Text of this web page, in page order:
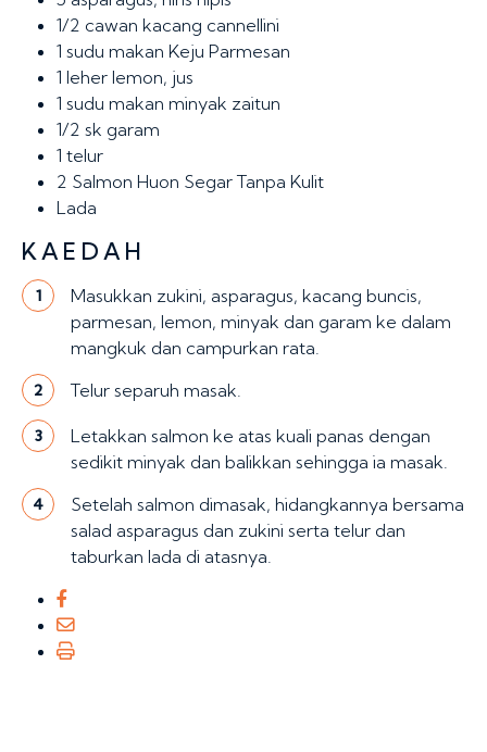
1/2 cawan kacang cannellini
1 sudu makan Keju Parmesan
1 leher lemon, jus
1 sudu makan minyak zaitun
1/2 sk garam
1 telur
2 Salmon Huon Segar Tanpa Kulit
Lada
KAEDAH
1
Masukkan zukini, asparagus, kacang buncis,
parmesan, lemon, minyak dan garam ke dalam
mangkuk dan campurkan rata.
2 Telur separuh masak.
3
Letakkan salmon ke atas kuali panas dengan
sedikit minyak dan balikkan sehingga ia masak.
4
Setelah salmon dimasak, hidangkannya bersama
salad asparagus dan zukini serta telur dan
taburkan lada di atasnya.